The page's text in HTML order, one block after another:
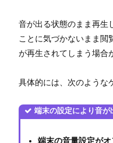
音が出る状態のまま再生
ことに気づかないまま閲
が再生されてしまう場合
具体的には、次のような
端末の設定により音が
端末の音量設定が